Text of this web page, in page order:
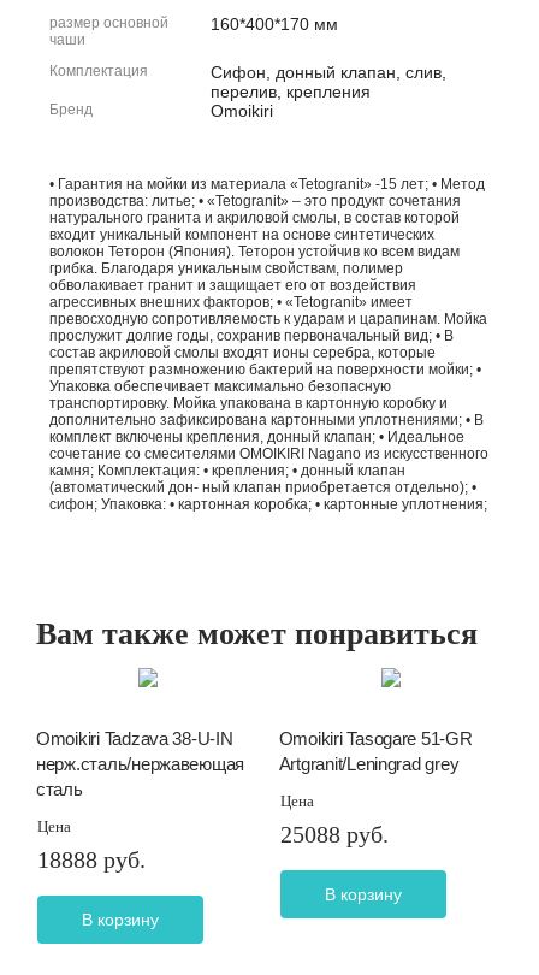
размер основной
чаши
160*400*170 мм
Комплектация
Сифон, донный клапан, слив,
перелив, крепления
Бренд Omoikiri
• Гарантия на мойки из материала «Tetogranit» -15 лет; • Метод
производства: литье; • «Tetogranit» – это продукт сочетания
натурального гранита и акриловой смолы, в состав которой
входит уникальный компонент на основе синтетических
волокон Теторон (Япония). Теторон устойчив ко всем видам
грибка. Благодаря уникальным свойствам, полимер
обволакивает гранит и защищает его от воздействия
агрессивных внешних факторов; • «Tetogranit» имеет
превосходную сопротивляемость к ударам и царапинам. Мойка
прослужит долгие годы, сохранив первоначальный вид; • В
состав акриловой смолы входят ионы серебра, которые
препятствуют размножению бактерий на поверхности мойки; •
Упаковка обеспечивает максимально безопасную
транспортировку. Мойка упакована в картонную коробку и
дополнительно зафиксирована картонными уплотнениями; • В
комплект включены крепления, донный клапан; • Идеальное
сочетание со смесителями OMOIKIRI Nagano из искусственного
камня; Комплектация: • крепления; • донный клапан
(автоматический дон- ный клапан приобретается отдельно); •
сифон; Упаковка: • картонная коробка; • картонные уплотнения;
Вам также может понравиться
Omoikiri Tadzava 38-U-IN
нерж.сталь/нержавеющая
сталь
Цена
18888 руб.
В корзину
Omoikiri Tasogare 51-GR
Artgranit/Leningrad grey
Цена
25088 руб.
В корзину